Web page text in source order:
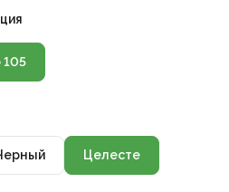
105
Целесте